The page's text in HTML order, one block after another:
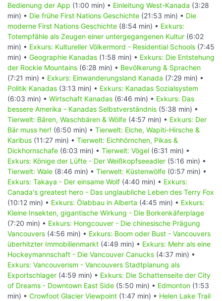
Bedienung der App (1:00 min) • Einleitung West-Kanada (3:28
min) • Die frühe First Nations Geschichte (21:53 min) • Die
moderne First Nations Geschichte (8:54 min) • Exkurs:
Totempfähle als Zeugen einer untergegangenen Kultur (6:02
min) • Exkurs: Kultureller Völkermord - Residential Schools (7:45
min) • Geographie Kanadas (1:58 min) • Exkurs: Die Entstehung
der Rockie Mountains (6:28 min) • Bevölkerung & Sprachen
(7:21 min) • Exkurs: Einwanderungsland Kanada (7:29 min) •
Politik Kanadas (3:13 min) • Exkurs: Kanadas Sozialsystem
(6:03 min) • Wirtschaft Kanadas (6:46 min) • Exkurs: Das
bessere Amerika - Kanadas Selbstverständnis (5:38 min) •
Tierwelt: Bären, Waschbären & Wölfe (4:57 min) • Exkurs: Der
Bär muss her! (6:50 min) • Tierwelt: Elche, Wapiti-Hirsche &
Karibus (11:27 min) • Tierwelt: Eichhörnchen, Pikas &
Dickhornschafe (6:03 min) • Tierwelt: Vögel (6:31 min) •
Exkurs: Könige der Lüfte - Der Weißkopfseeadler (5:16 min) •
Tierwelt: Wale (8:46 min) • Tierwelt: Küstenwölfe (0:57 min) •
Exkurs: Takaya - Der einsame Wolf (4:40 min) • Exkurs:
Canada's greatest hero - Das unglaubliche Leben des Terry Fox
(10:12 min) • Exkurs: Ölabbau in Alberta (4:45 min) • Exkurs:
Kleine Insekten, gigantische Wirkung - Die Borkenkäferplage
(7:20 min) • Exkurs: Hongcouver - Die chinesische Prägung
Vancouvers (4:56 min) • Exkurs: Boom oder Bust - Vancouvers
überhitzter Immobilienmarkt (4:49 min) • Exkurs: Mehr als eine
Hockeymannschaft - Die Vancouver Canucks (4:37 min) •
Exkurs: Vancouverism - Vancouvers Stadtplanung als
Exportschlager (4:59 min) • Exkurs: Die Schattenseite der City
of Dreams - Downtown East Side (5:50 min) • Edmonton (1:53
min) • Crowfoot Glacier Viewpoint (1:47 min) • Helen Lake Trail